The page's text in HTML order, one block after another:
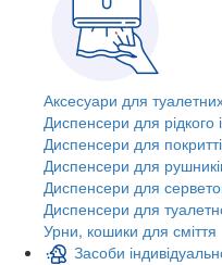
Аксесуари для
Диспенсери для рідкого
Диспенсери для
Диспенсери для
Диспенсери для
Диспенсери для
Урни, кошики для сміття
Засоби